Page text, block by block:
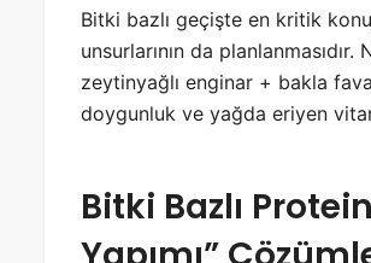
Bitki bazlı geçişte en kritik konu,
unsurlarının da
zeytinyağlı enginar + bakla
doygunluk ve yağda eriyen
Bitki Bazlı